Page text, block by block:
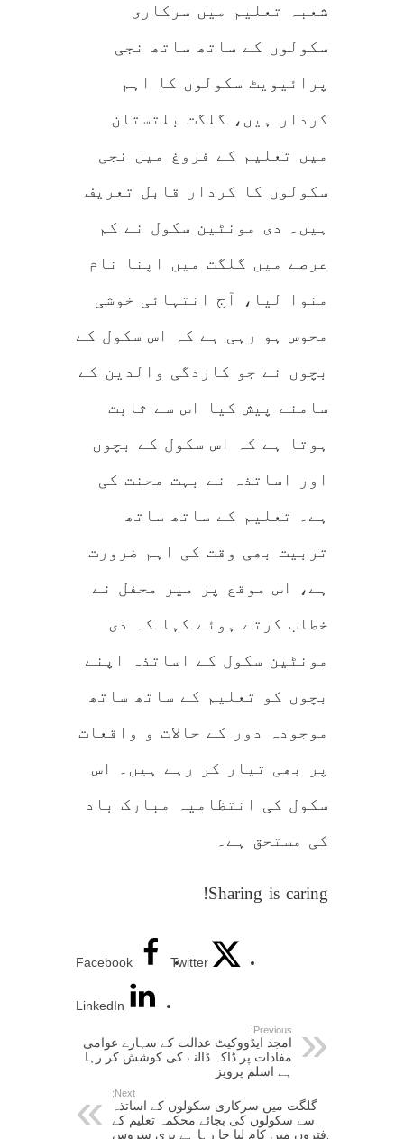
شعبہ تعلیم میں سرکاری
سکولوں کے ساتھ ساتھ نجی
پرائیویٹ سکولوں کا اہم
کردار ہیں، گلگت بلتستان
میں تعلیم کے فروغ میں نجی
سکولوں کا کردار قابل تعریف
ہیں۔ دی مونٹین سکول نے کم
عرصے میں گلگت میں اپنا نام
منوا لیا، آج انتہائی خوشی
محوس ہو رہی ہے کہ اس سکول کے
بچوں نے جو کاردگی والدین کے
سامنے پیش کیا اس سے ثابت
ہوتا ہے کہ اس سکول کے بچوں
اور اساتذہ نے بہت محنت کی
ہے۔ تعلیم کے ساتھ ساتھ
تربیت بھی وقت کی اہم ضرورت
ہے، اس موقع پر میر محفل نے
خطاب کرتے ہوئے کہا کہ دی
مونٹین سکول کے اساتذہ اپنے
بچوں کو تعلیم کے ساتھ ساتھ
موجودہ دور کے حالات و واقعات
پر بھی تیار کر رہے ہیں۔ اس
سکول کی انتظامیہ مبارک باد
کی مستحق ہے۔
Sharing is caring!
Facebook Twitter
LinkedIn
Previous:
امجد ایڈووکیٹ عدالت کے سہارے عوامی
مفادات پر ڈاکہ ڈالنے کی کوشش کر رہا
ہے اسلم پرویز
Next:
گلگت میں سرکاری سکولوں کے اساتذہ
سے سکولوں کی بجائے محکمہ تعلیم کے
دفتروں میں کام لیا جا رہا ہے پری سروس